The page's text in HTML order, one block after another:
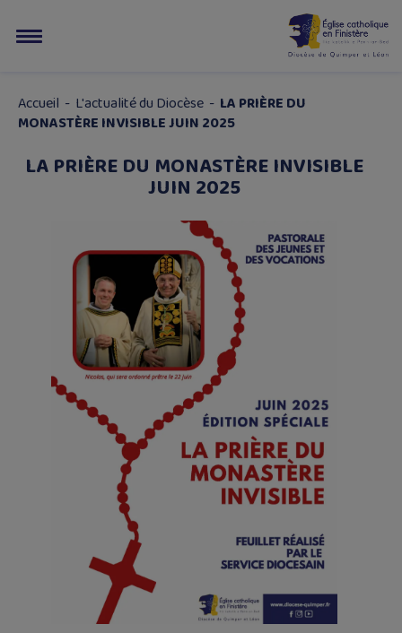
Accueil - L'actualité du Diocèse - LA PRIÈRE DU
MONASTÈRE INVISIBLE JUIN 2025
LA PRIÈRE DU MONASTÈRE INVISIBLE
JUIN 2025